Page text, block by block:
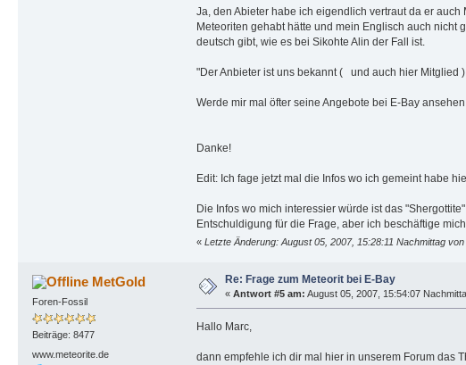
Ja, den Abieter habe ich eigendlich vertraut da er
Meteoriten gehabt hätte und mein Englisch auch nicht
deutsch gibt, wie es bei Sikohte Alin der Fall ist.
"Der Anbieter ist uns bekannt ( und auch hier Mitglied
Werde mir mal öfter seine Angebote bei E-Bay
Danke!
Edit: Ich fage jetzt mal die Infos wo ich gemeint habe
Die Infos wo mich interessier würde ist das
Entschuldigung für die Frage, aber ich beschäftige
« Letzte Änderung: August 05, 2007, 15:28:11 Nachmittag
MetGold
Foren-Fossil
Beiträge: 8477
www.meteorite.de
Re: Frage zum Meteorit bei E-Bay
« Antwort #5 am: August 05, 2007, 15:54:07
Hallo Marc,
dann empfehle ich dir mal hier in unserem Forum das